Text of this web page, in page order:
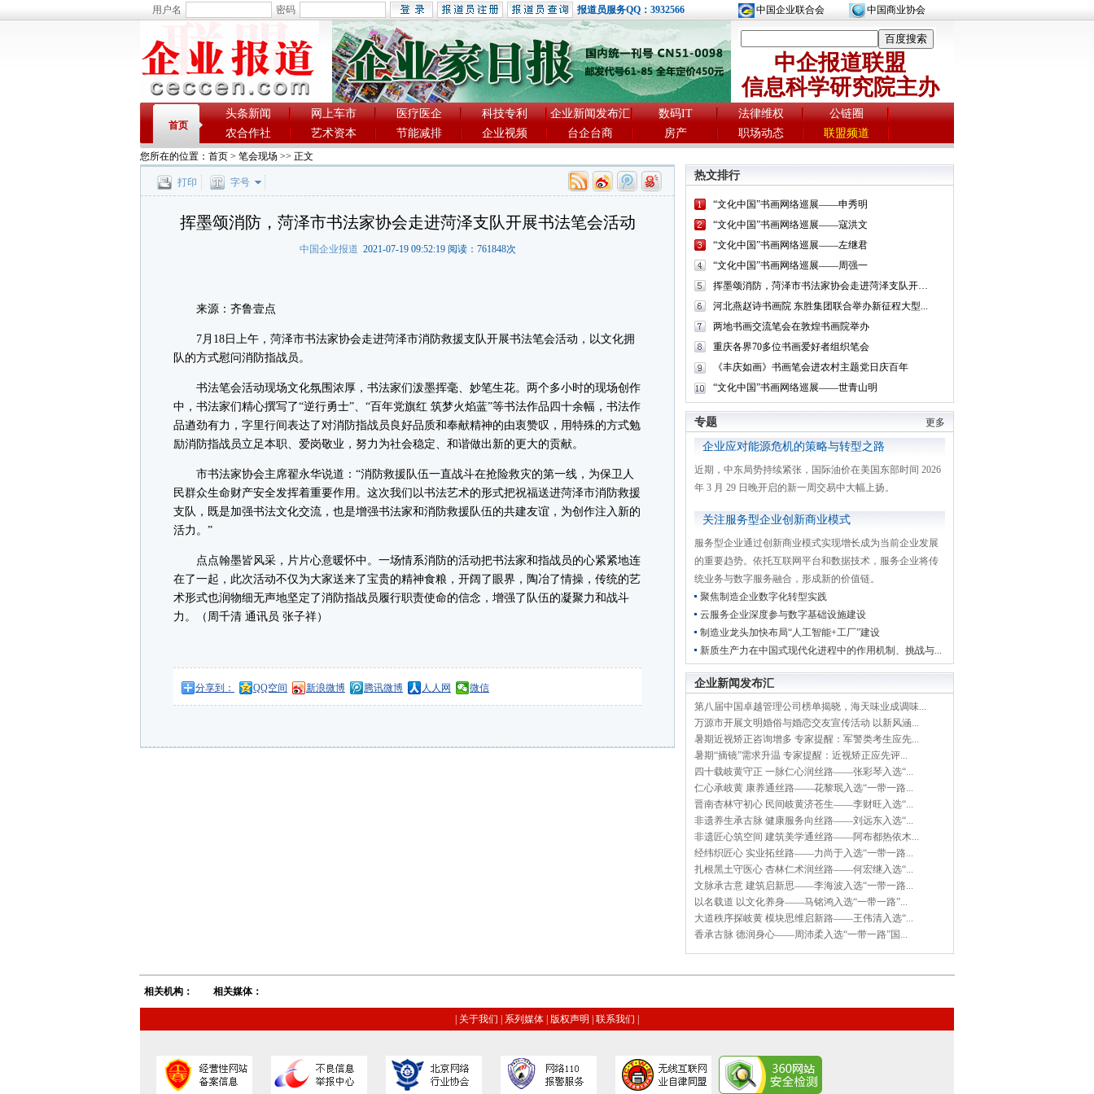
中国企业联合会 中国商业协会
用户名 密码 报道员服务QQ：3932566
中企报道联盟
信息科学研究院主办
首页
头条新闻 网上车市 医疗医企 科技专利 企业新闻发布汇 数码IT 法律维权
公链圈
农合作社
艺术资本 节能减排 企业视频 台企台商 房产 职场动态 联盟频道
您所在的位置： 首页 > 笔会现场 >> 正文
打印 字号
挥墨颂消防，菏泽市书法家协会走进菏泽支队开展书法笔会活动
中国企业报道 2021-07-19 09:52:19 阅读： 761848次
来源：齐鲁壹点
7月18日上午，菏泽市书法家协会走进菏泽市消防救援支队开展书法笔会活动，以文化拥
队的方式慰问消防指战员。
书法笔会活动现场文化氛围浓厚，书法家们泼墨挥毫、妙笔生花。两个多小时的现场创作
中，书法家们精心撰写了“逆行勇士”、“百年党旗红 筑梦火焰蓝”等书法作品四十余幅，书法作
品遒劲有力，字里行间表达了对消防指战员良好品质和奉献精神的由衷赞叹，用特殊的方式勉
励消防指战员立足本职、爱岗敬业，努力为社会稳定、和谐做出新的更大的贡献。
市书法家协会主席翟永华说道：“消防救援队伍一直战斗在抢险救灾的第一线，为保卫人
民群众生命财产安全发挥着重要作用。这次我们以书法艺术的形式把祝福送进菏泽市消防救援
支队，既是加强书法文化交流，也是增强书法家和消防救援队伍的共建友谊，为创作注入新的
活力。”
点点翰墨皆风采，片片心意暖怀中。一场情系消防的活动把书法家和指战员的心紧紧地连
在了一起，此次活动不仅为大家送来了宝贵的精神食粮，开阔了眼界，陶冶了情操，传统的艺
术形式也润物细无声地坚定了消防指战员履行职责使命的信念，增强了队伍的凝聚力和战斗
力。（周千清 通讯员 张子祥）
分享到： QQ空间 新浪微博 腾讯微博 人人网 微信
热文排行
“文化中国”书画网络巡展——申秀明
“文化中国”书画网络巡展——寇洪文
“文化中国”书画网络巡展——左继君
“文化中国”书画网络巡展——周强一
挥墨颂消防，菏泽市书法家协会走进菏泽支队开展...
河北燕赵诗书画院 东胜集团联合举办新征程大型...
两地书画交流笔会在敦煌书画院举办
重庆各界70多位书画爱好者组织笔会
《丰庆如画》书画笔会进农村主题党日庆百年
“文化中国”书画网络巡展——世青山明
更多
专题
企业应对能源危机的策略与转型之路
近期，中东局势持续紧张，国际油价在美国东部时间 2026
年 3 月 29 日晚开启的新一周交易中大幅上扬。
关注服务型企业创新商业模式
服务型企业通过创新商业模式实现增长成为当前企业发展
的重要趋势。依托互联网平台和数据技术，服务企业将传
统业务与数字服务融合，形成新的价值链。
聚焦制造企业数字化转型实践
云服务企业深度参与数字基础设施建设
制造业龙头加快布局“人工智能+工厂”建设
新质生产力在中国式现代化进程中的作用机制、挑战与...
企业新闻发布汇
第八届中国卓越管理公司榜单揭晓，海天味业成调味...
万源市开展文明婚俗与婚恋交友宣传活动 以新风涵...
暑期近视矫正咨询增多 专家提醒：军警类考生应先...
暑期“摘镜”需求升温 专家提醒：近视矫正应先评...
四十载岐黄守正 一脉仁心润丝路——张彩琴入选“...
仁心承岐黄 康养通丝路——花黎珉入选“一带一路...
晋南杏林守初心 民间岐黄济苍生——李财旺入选“...
非遗养生承古脉 健康服务向丝路——刘远东入选“...
非遗匠心筑空间 建筑美学通丝路——阿布都热依木...
经纬织匠心 实业拓丝路——力尚于入选“一带一路...
扎根黑土守医心 杏林仁术润丝路——何宏继入选“...
文脉承古意 建筑启新思——李海波入选“一带一路...
以名载道 以文化养身——马铭鸿入选“一带一路”...
大道秩序探岐黄 模块思维启新路——王伟清入选“...
香承古脉 德润身心——周沛柔入选“一带一路”国...
相关机构： 相关媒体：
关于我们 系列媒体 版权声明 联系我们